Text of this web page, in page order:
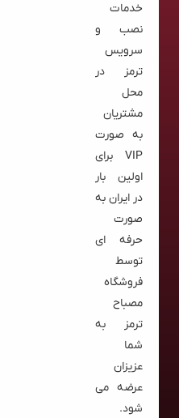
خدمات
نصب و
سرویس
ترمز در
محل
مشتریان
به صورت
VIP برای
اولین بار
در ایران به
صورت
حرفه ای
توسط
فروشگاه
مصباح
ترمز به
شما
عزیزان
عرضه می
شود.